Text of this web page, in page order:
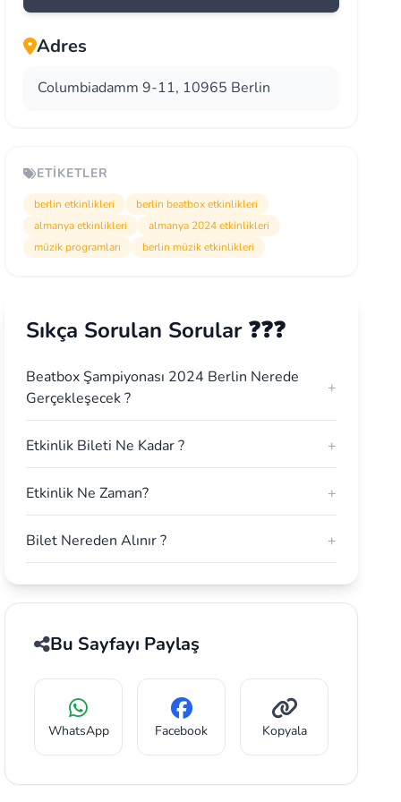
Adres
Columbiadamm 9-11, 10965 Berlin
ETIKETLER
berlin etkinlikleri
berlin beatbox etkinlikleri
almanya etkinlikleri
almanya 2024 etkinlikleri
müzik programları
berlin müzik etkinlikleri
Sıkça Sorulan Sorular ❓❓❓
Beatbox Şampiyonası 2024 Berlin Nerede
Gerçekleşecek ?
+
Etkinlik Bileti Ne Kadar ? +
Etkinlik Ne Zaman? +
Bilet Nereden Alınır ? +
Bu Sayfayı Paylaş
WhatsApp Facebook Kopyala